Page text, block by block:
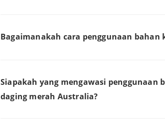
Bagaimanakah cara penggunaan
Siapakah yang mengawasi
daging merah Australia?